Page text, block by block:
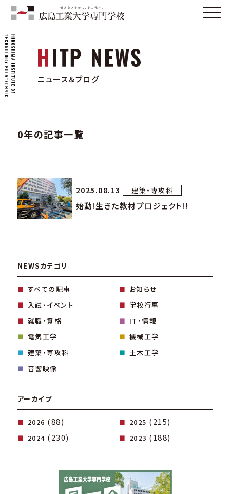
ニュース＆ブログ
0年の記事一覧
2025.08.13 建築・専攻科
始動!生きた教材プロジェクト!!
NEWSカテゴリ
すべての記事
お知らせ
入試・イベント
学校行事
就職・資格
IT・情報
電気工学
機械工学
建築・専攻科
土木工学
音響映像
アーカイブ
2026 (88) 2025 (215)
2024 (230) 2023 (188)